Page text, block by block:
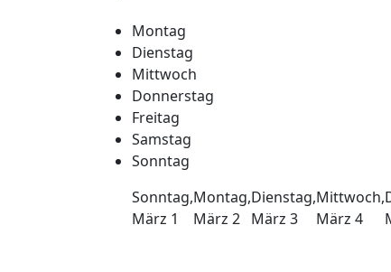
Montag
Dienstag
Mittwoch
Donnerstag
Freitag
Samstag
Sonntag
Sonntag,
März 1
Montag,
März 2
Dienstag,
März 3
Mittwoch,
März 4